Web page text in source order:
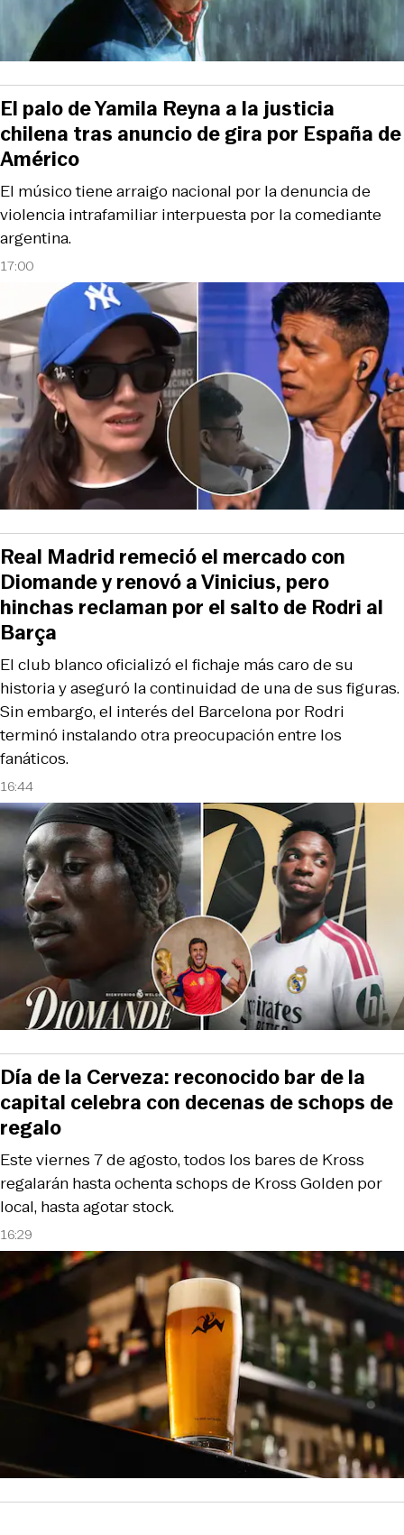
17:00
El músico tiene arraigo nacional por la denuncia de
violencia intrafamiliar interpuesta por la comediante
argentina.
El palo de Yamila Reyna a la justicia
chilena tras anuncio de gira por España de
Américo
16:44
El club blanco oficializó el fichaje más caro de su
historia y aseguró la continuidad de una de sus figuras.
Sin embargo, el interés del Barcelona por Rodri
terminó instalando otra preocupación entre los
fanáticos.
Real Madrid remeció el mercado con
Diomande y renovó a Vinicius, pero
hinchas reclaman por el salto de Rodri al
Barça
16:29
Este viernes 7 de agosto, todos los bares de Kross
regalarán hasta ochenta schops de Kross Golden por
local, hasta agotar stock.
Día de la Cerveza: reconocido bar de la
capital celebra con decenas de schops de
regalo